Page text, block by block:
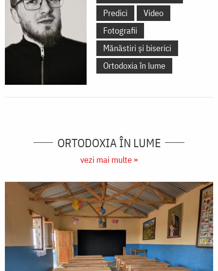
Predici
Video
Fotografii
Mănăstiri și biserici
Ortodoxia în lume
ORTODOXIA ÎN LUME
vezi mai multe »